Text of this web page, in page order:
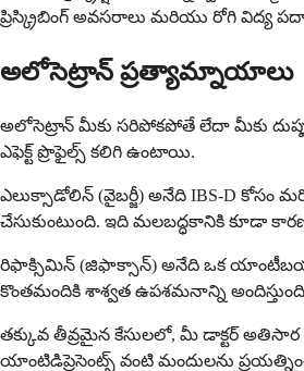
ప్రిస్క్రిబింగ్ అవసరాలు మరియు రోగి విద్య
అలోసెట్రాన్ ప్రత్యామ్నాయాలు
అలోసెట్రాన్ మీకు సరిపోకపోతే లేదా మీకు
ఎఫెక్ట్ ప్రొఫైల్స్ కలిగి ఉంటాయి.
ఎలుక్సాడోలిన్ (వైబర్జీ) అనేది IBS-D కోసం
చేసుకుంటుంది. ఇది మలబద్ధకానికి కూడా
రిఫాక్సిమిన్ (జిఫాక్సాన్) అనేది ఒక
కొంతమందికి శాశ్వత ఉపశమనాన్ని
తక్కువ తీవ్రమైన కేసులలో, మీ డాక్టర్
యాంటిడిప్రెసెంట్స్ వంటి మందులను